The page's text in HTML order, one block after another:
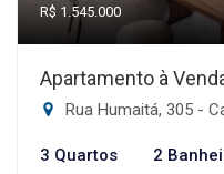
R$ 1.545.000
Apartamento à
Rua Humaitá, 305 -
3 Quartos 2